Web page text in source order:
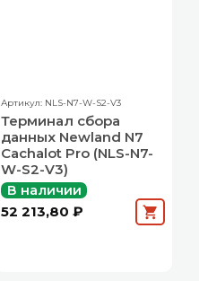
Артикул: NLS-N7-W-S2-V3
Терминал сбора
данных Newland N7
Cachalot Pro (NLS-N7-
W-S2-V3)
В наличии
52 213,80 ₽